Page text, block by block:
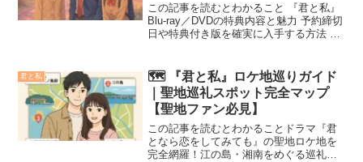
この記事を読むとわかること 『君と私』
Blu-ray／DVDの特典内容と魅力 予約締切
日や特典付き版を確実に入手する方法 店
が発売されるにあたり、限定版や早期...
君と私
🗺️ 『君と私』ロケ地巡りガイド
｜聖地巡礼スポット完全マップ
【聖地ファン必見】
この記事を読むとわかることドラマ『君
となら恋をしてみても』の聖地ロケ地を
完全網羅！江の島・湘南をめぐる巡礼モ